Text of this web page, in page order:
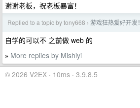
谢谢老板，祝老板暴富！
Replied to a topic by tony668 › 游戏狂热爱好开发！
自学的可以不 之前做 web 的
» More replies by Mishiyi
© 2026 V2EX · 10ms · 3.9.8.5